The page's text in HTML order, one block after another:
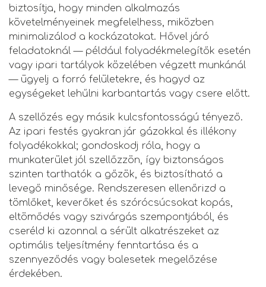
biztosítja, hogy minden alkalmazás
követelményeinek megfelelhess, miközben
minimalizálod a kockázatokat. Hővel járó
feladatoknál — például folyadékmelegítők esetén
vagy ipari tartályok közelében végzett munkánál
— ügyelj a forró felületekre, és hagyd az
egységeket lehűlni karbantartás vagy csere előtt.
A szellőzés egy másik kulcsfontosságú tényező.
Az ipari festés gyakran jár gázokkal és illékony
folyadékokkal; gondoskodj róla, hogy a
munkaterület jól szellőzzön, így biztonságos
szinten tarthatók a gőzök, és biztosítható a
levegő minősége. Rendszeresen ellenőrizd a
tömlőket, keverőket és szórócsúcsokat kopás,
eltömődés vagy szivárgás szempontjából, és
cseréld ki azonnal a sérült alkatrészeket az
optimális teljesítmény fenntartása és a
szennyeződés vagy balesetek megelőzése
érdekében.